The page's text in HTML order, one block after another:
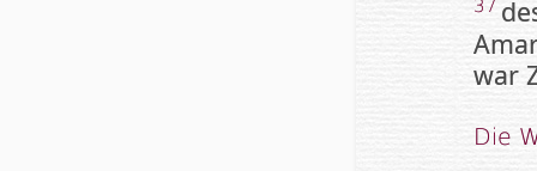
37
war
Die